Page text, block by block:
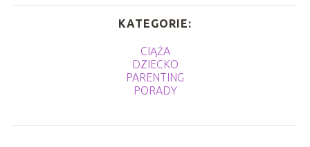
KATEGORIE:
CIĄŻA
DZIECKO
PARENTING
PORADY